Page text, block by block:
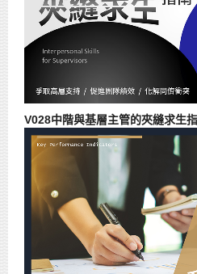
V028中階與基層主管的夾縫求生